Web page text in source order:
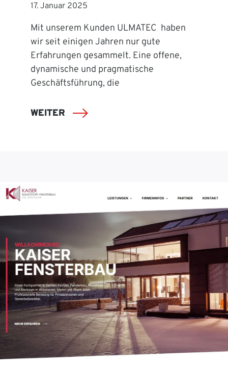
17. Januar 2025
Mit unserem Kunden ULMATEC haben
wir seit einigen Jahren nur gute
Erfahrungen gesammelt. Eine offene,
dynamische und pragmatische
Geschäftsführung, die
WEITER